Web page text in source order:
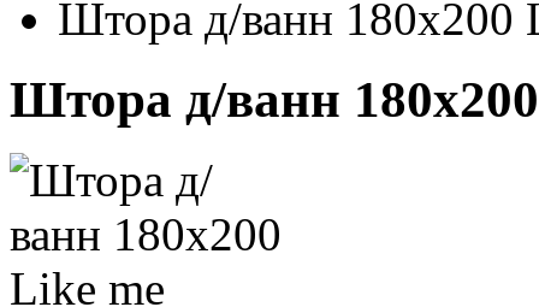
Штора д/ванн 180х200
Штора д/ванн